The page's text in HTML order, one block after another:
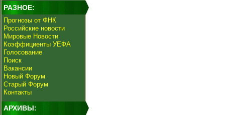
РАЗНОЕ:
Прогнозы от ФНК
Российские новости
Мировые Новости
Коэффициенты УЕФА
Голосование
Поиск
Вакансии
Новый Форум
Старый Форум
Контакты
АРХИВЫ: